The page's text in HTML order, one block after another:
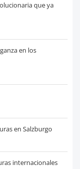
que ya
en los
en Salzburgo
internacionales